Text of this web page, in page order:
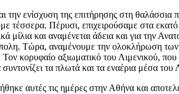
την ενίσχυση της επιτήρησης στη θαλάσσια
Πέρυσι, επιχειρούσαμε στα εκατό
και αναμένεται άδεια και για την
Τώρα, αναμένουμε την ολοκλήρωση των
κορυφαίο αξιωματικό του Λιμενικού, που
τα πλωτά και τα εναέρια μέσα του
αυτές τις ημέρες στην Αθήνα και